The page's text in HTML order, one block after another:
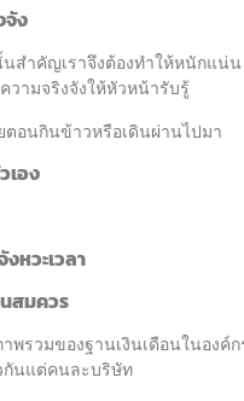
จัง
นสำคัญเราจึงต้องทำให้หนักแน่
วามจริงจังให้หัวหน้ารับรู้
ตอนกินข้าวหรือเดินผ่านไปมา
เอง
งหวะเวลา
สมควร
พรวมของฐานเงินเดือนในองค์
กันแต่คนละบริษัท